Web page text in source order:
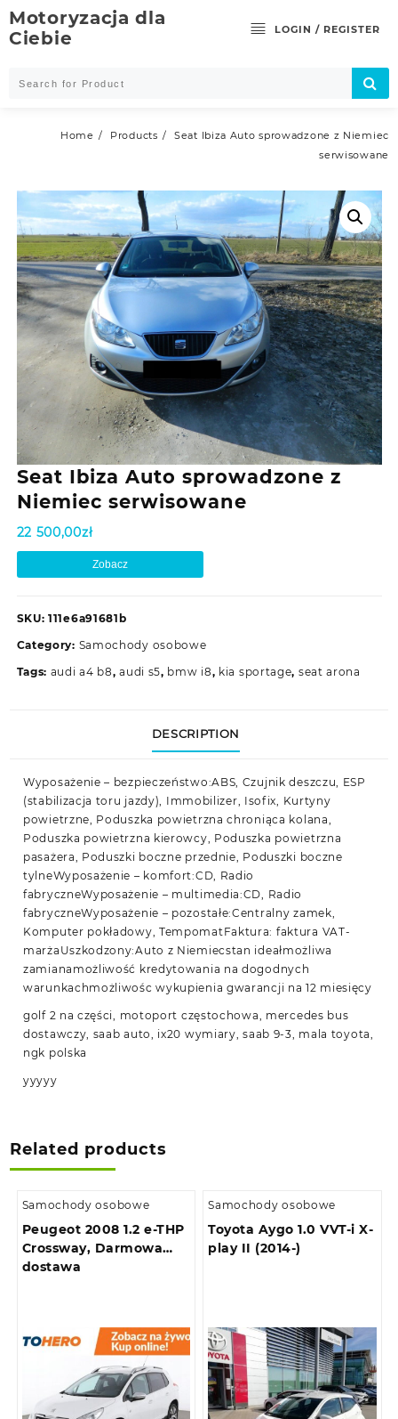
Skip
to
content
Motoryzacja dla
Ciebie
LOGIN / REGISTER
Home Products
Seat Ibiza Auto sprowadzone z Niemiec
serwisowane
Seat Ibiza Auto sprowadzone z
Niemiec serwisowane
22 500,00zł
Zobacz
SKU: 111e6a91681b
Category: Samochody osobowe
Tags: audi a4 b8,audi s5, bmw i8, kia sportage, seat arona
DESCRIPTION
Wyposażenie – bezpieczeństwo:ABS, Czujnik deszczu, ESP
(stabilizacja toru jazdy), Immobilizer, Isofix, Kurtyny
powietrzne, Poduszka powietrzna chroniąca kolana,
Poduszka powietrzna kierowcy, Poduszka powietrzna
pasażera, Poduszki boczne przednie, Poduszki boczne
tylneWyposażenie – komfort:CD, Radio
fabryczneWyposażenie – multimedia:CD, Radio
fabryczneWyposażenie – pozostałe:Centralny zamek,
Komputer pokładowy, TempomatFaktura: faktura VAT-
marżaUszkodzony:Auto z Niemiecstan ideałmożliwa
zamianamożliwość kredytowania na dogodnych
warunkachmożliwośc wykupienia gwarancji na 12 miesięcy
golf 2 na części, motoport częstochowa, mercedes bus
dostawczy, saab auto, ix20 wymiary, saab 9-3, mala toyota,
ngk polska
yyyyy
Related products
Samochody osobowe
Peugeot 2008 1.2 e-THP
Crossway, Darmowa
dostawa
Samochody osobowe
Toyota Aygo 1.0 VVT-i X-
play II (2014-)